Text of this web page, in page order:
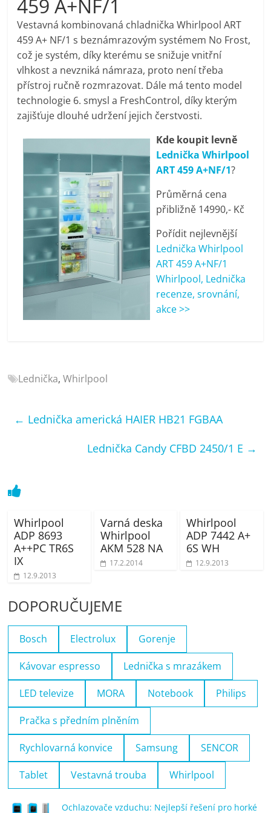
pračky,
televize,
notebooky,
mobilní
telefony,
kávovary,
bazény
Nejlepší
elektronika
porovnání
Elektro
recenze,
mobilní
bazény
459 A+NF/1
Vestavná kombinovaná chladnička Whirlpool ART
459 A+ NF/1 s beznámrazovým systémem No Frost,
což je systém, díky kterému se snižuje vnitřní
vlhkost a nevzniká námraza, proto není třeba
přístroj ručně rozmrazovat. Dále má tento model
technologie 6. smysl a FreshControl, díky kterým
zajišťuje dlouhé udržení jejich čerstvosti.
Kde koupit levně
Lednička Whirlpool
ART 459 A+NF/1?
Průměrná cena
přibližně 14990,- Kč
Pořídit nejlevnější
Lednička Whirlpool
ART 459 A+NF/1
Whirlpool, Lednička
recenze, srovnání,
akce >>
Lednička,Whirlpool
← Lednička americká HAIER HB21 FGBAA
Lednička Candy CFBD 2450/1 E →
Whirlpool
ADP 8693
A++PC TR6S
IX
12.9.2013
Varná deska
Whirlpool
AKM 528 NA
17.2.2014
Whirlpool
ADP 7442 A+
6S WH
12.9.2013
DOPORUČUJEME
Bosch Electrolux Gorenje
Kávovar espresso Lednička s mrazákem
LED televize MORA Notebook Philips
Pračka s předním plněním
Rychlovarná konvice Samsung SENCOR
Tablet Vestavná trouba Whirlpool
Ochlazovače vzduchu: Nejlepší řešení pro horké